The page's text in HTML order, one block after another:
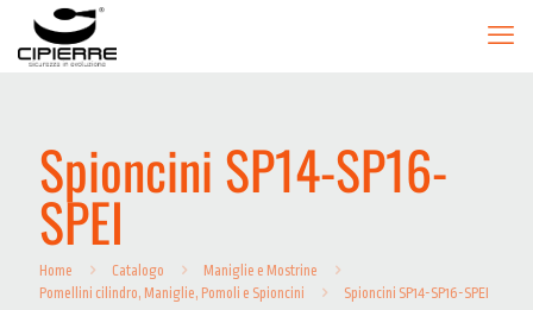
Spioncini SP14-SP16-
SPEI
Home Catalogo
Maniglie e Mostrine
Pomellini cilindro, Maniglie, Pomoli e Spioncini
Spioncini SP14-SP16-SPEI